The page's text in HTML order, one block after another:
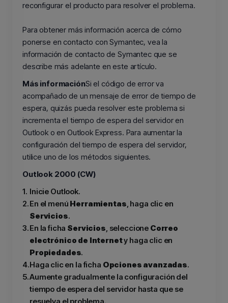
reconfigurar el producto para resolver el problema.
Para obtener más información acerca de cómo
ponerse en contacto con Symantec, vea la
información de contacto de Symantec que se
describe más adelante en este artículo.
Más informaciónSi el código de error va
acompañado de un mensaje de error de tiempo de
espera, quizás pueda resolver este problema si
incrementa el tiempo de espera del servidor en
Outlook o en Outlook Express. Para aumentar la
configuración del tiempo de espera del servidor,
utilice uno de los métodos siguientes.
Outlook 2000 (CW)
1. Inicie Outlook.
2.En el menú Herramientas, haga clic en
Servicios.
3.En la ficha Servicios, seleccione Correo
electrónico de Internety haga clic en
Propiedades.
4.Haga clic en la ficha Opciones avanzadas.
5.Aumente gradualmente la configuración del
tiempo de espera del servidor hasta que se